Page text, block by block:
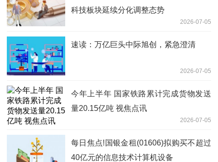
科技板块延续分化调整态势
2026-07-05
速读：万亿巨头中际旭创，紧急澄清
2026-07-05
今年上半年 国家铁路累计完成货物发送
量20.15亿吨 视焦点讯
2026-07-05
每日焦点!国银金租(01606)拟购买不超过
40亿元的信息技术计算机设备